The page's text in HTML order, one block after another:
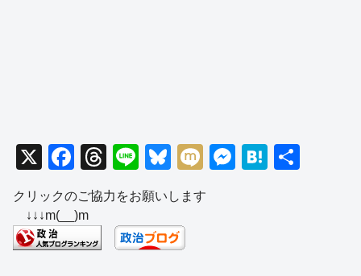
X
F
c
e
b
T
hr
e
a
d
Li
n
e
Bl
u
e
sk
y
M
M
H
クリックのご協力をお願いします
↓↓↓m(__)m